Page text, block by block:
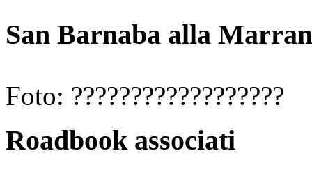
San Barnaba alla
Foto: ??????????????????
Roadbook associati